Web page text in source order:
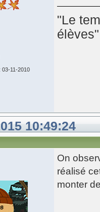
03-11-2010
"Le
10:49:24
On
réalisé
monter